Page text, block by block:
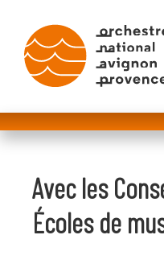
Avec les
Écoles de